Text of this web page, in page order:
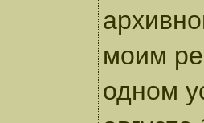
моим
одном